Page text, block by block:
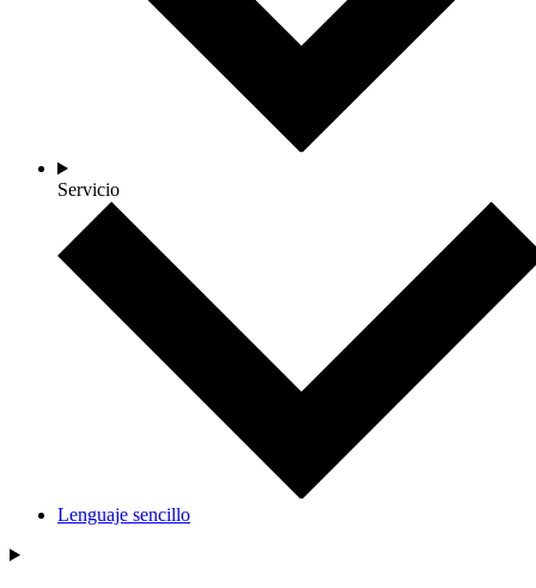
Servicio
Lenguaje sencillo